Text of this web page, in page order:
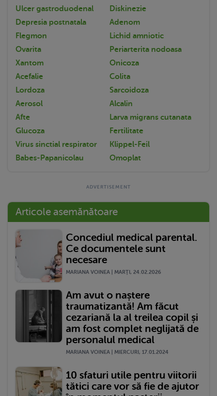
Ulcer gastroduodenal
Diskinezie
Depresia postnatala
Adenom
Flegmon
Lichid amniotic
Ovarita
Periarterita nodoasa
Xantom
Onicoza
Acefalie
Colita
Lordoza
Sarcoidoza
Aerosol
Alcalin
Afte
Larva migrans cutanata
Glucoza
Fertilitate
Virus sinctial respirator
Klippel-Feil
Babes-Papanicolau
Omoplat
Articole asemănătoare
Concediul medical parental.
Ce documentele sunt
necesare
MARIANA VOINEA | MARŢI, 24.02.2026
Am avut o naștere
traumatizantă! Am făcut
cezariană la al treilea copil și
am fost complet neglijată de
personalul medical
MARIANA VOINEA | MIERCURI, 17.01.2024
10 sfaturi utile pentru viitorii
tătici care vor să fie de ajutor